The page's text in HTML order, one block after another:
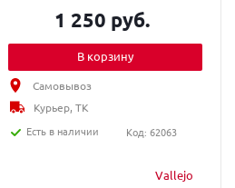
Vallejo
1 250 руб.
В корзину
Самовывоз
Курьер, ТК
Есть в наличии
Код: 62063